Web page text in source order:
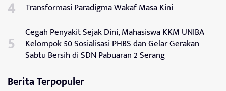
Transformasi Paradigma Wakaf Masa Kini
Cegah Penyakit Sejak Dini, Mahasiswa KKM UNIBA
Kelompok 50 Sosialisasi PHBS dan Gelar Gerakan
Sabtu Bersih di SDN Pabuaran 2 Serang
Berita Terpopuler